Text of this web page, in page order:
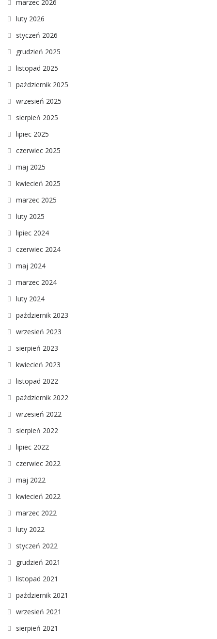
marzec 2026
luty 2026
styczeń 2026
grudzień 2025
listopad 2025
październik 2025
wrzesień 2025
sierpień 2025
lipiec 2025
czerwiec 2025
maj 2025
kwiecień 2025
marzec 2025
luty 2025
lipiec 2024
czerwiec 2024
maj 2024
marzec 2024
luty 2024
październik 2023
wrzesień 2023
sierpień 2023
kwiecień 2023
listopad 2022
październik 2022
wrzesień 2022
sierpień 2022
lipiec 2022
czerwiec 2022
maj 2022
kwiecień 2022
marzec 2022
luty 2022
styczeń 2022
grudzień 2021
listopad 2021
październik 2021
wrzesień 2021
sierpień 2021